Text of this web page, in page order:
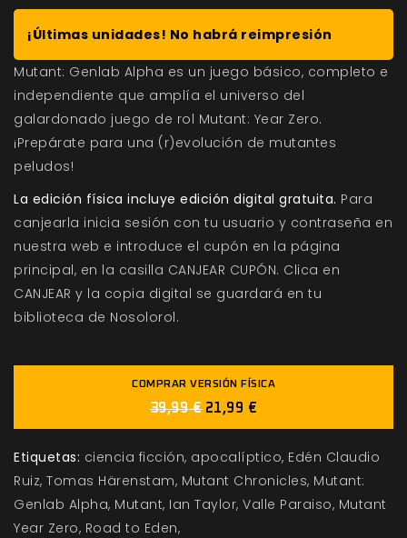
¡Últimas unidades! No habrá reimpresión
Mutant: Genlab Alpha es un juego básico, completo e
independiente que amplía el universo del
galardonado juego de rol Mutant: Year Zero.
¡Prepárate para una (r)evolución de mutantes
peludos!
La edición física incluye edición digital gratuita. Para
canjearla inicia sesión con tu usuario y contraseña en
nuestra web e introduce el cupón en la página
principal, en la casilla CANJEAR CUPÓN. Clica en
CANJEAR y la copia digital se guardará en tu
biblioteca de Nosolorol.
COMPRAR VERSIÓN FÍSICA
39,99 € 21,99 €
Etiquetas: ciencia ficción apocalíptico Edén Claudio
Ruiz Tomas Härenstam Mutant Chronicles Mutant:
Genlab Alpha Mutant Ian Taylor Valle Paraiso Mutant
Year Zero Road to Eden